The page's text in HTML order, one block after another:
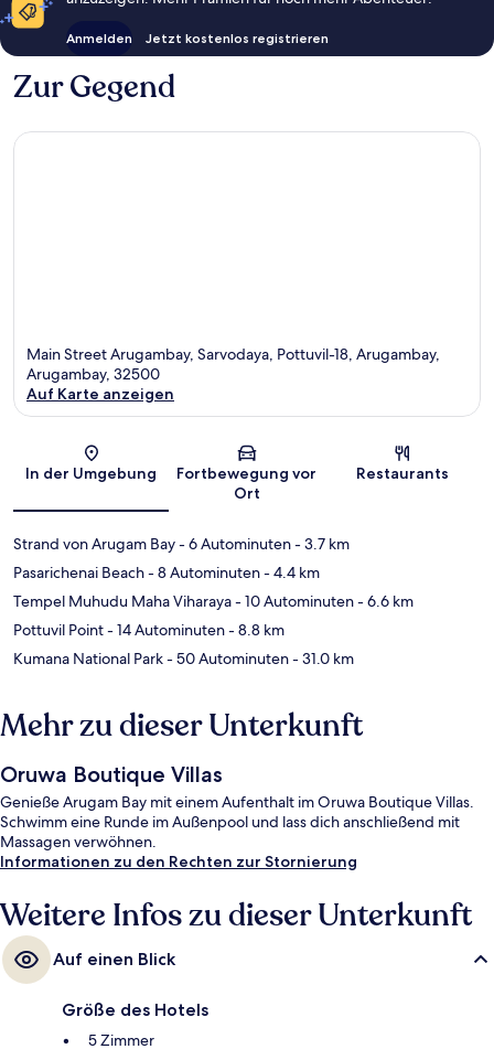
Anmelden Jetzt kostenlos registrieren
Zur Gegend
Main Street Arugambay, Sarvodaya, Pottuvil-18, Arugambay,
Arugambay, 32500
Auf Karte anzeigen
In der Umgebung
Fortbewegung vor
Ort
Restaurants
Strand von Arugam Bay- 6 Autominuten- 3.7 km
Pasarichenai Beach- 8 Autominuten- 4.4 km
Tempel Muhudu Maha Viharaya- 10 Autominuten- 6.6 km
Pottuvil Point- 14 Autominuten- 8.8 km
Kumana National Park- 50 Autominuten- 31.0 km
Mehr zu dieser Unterkunft
Oruwa Boutique Villas
Genieße Arugam Bay mit einem Aufenthalt im Oruwa Boutique Villas.
Schwimm eine Runde im Außenpool und lass dich anschließend mit
Massagen verwöhnen.
Informationen zu den Rechten zur Stornierung
Weitere Infos zu dieser Unterkunft
Auf einen Blick
Größe des Hotels
5 Zimmer